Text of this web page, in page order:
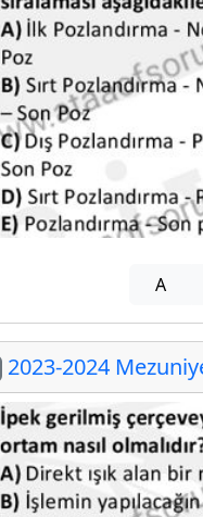
A
2023-2024